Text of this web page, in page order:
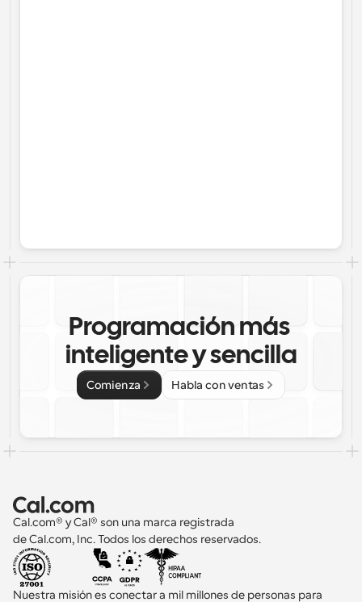
Programación más
inteligente y sencilla
Comienza Habla con ventas
Cal.com® y Cal® son una marca registrada
de Cal.com, Inc. Todos los derechos reservados.
Nuestra misión es conectar a mil millones de personas para